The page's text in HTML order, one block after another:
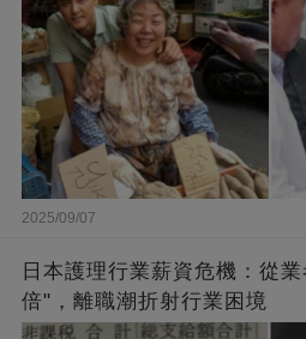
2025/09/07
日本護理行業薪資危機：從
倍"，離職潮折射行業困境